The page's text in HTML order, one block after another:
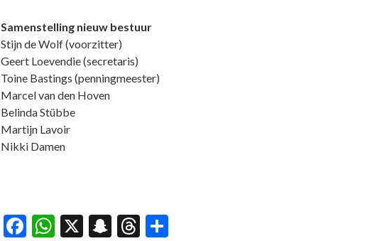
Samenstelling nieuw bestuur
Stijn de Wolf (voorzitter)
Geert Loevendie (secretaris)
Toine Bastings (penningmeester)
Marcel van den Hoven
Belinda Stübbe
Martijn Lavoir
Nikki Damen
Facebook
WhatsApp
X Snapchat
Threads
Delen